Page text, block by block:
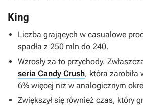
King
Liczba grających w casualowe
spadła z 250 mln do 240.
Wzrosły za to przychody.
seria Candy Crush, która zarobiła
6% więcej niż w analogicznym
Zwiększył się również czas, który